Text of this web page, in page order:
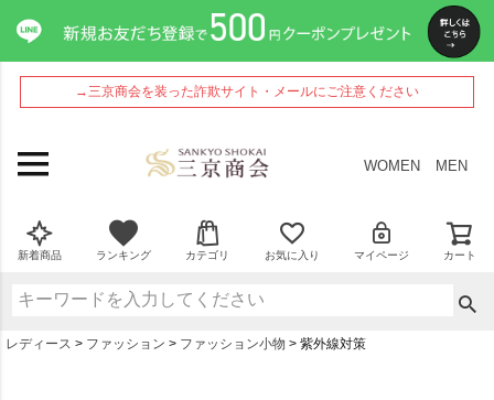
→三京商会を装った詐欺サイト・メールにご注意ください
WOMEN MEN
新着商品 ランキング カテゴリ お気に入り マイページ カート
レディース ファッション ファッション小物 紫外線対策